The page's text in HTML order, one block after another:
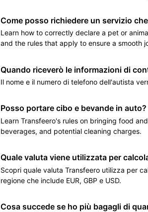
Come posso richiedere un servizio
Learn how to correctly declare a pet or
and the rules that apply to ensure a smooth
Quando riceverò le informazioni di
Il nome e il numero di telefono dell'autista
Posso portare cibo e bevande in auto?
Learn Transfeero's rules on bringing food
beverages, and potential cleaning charges.
Quale valuta viene utilizzata per
Scopri quale valuta Transfeero utilizza per
regione che include EUR, GBP e USD.
Cosa succede se ho più bagagli di